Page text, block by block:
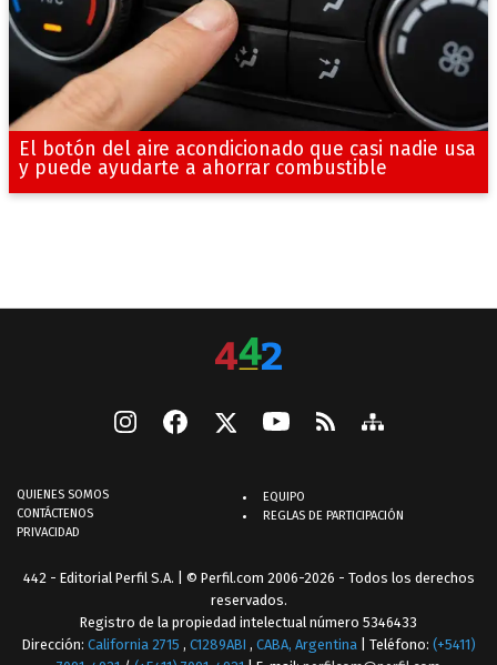
El botón del aire acondicionado que casi nadie usa
y puede ayudarte a ahorrar combustible
QUIENES SOMOS
CONTÁCTENOS
PRIVACIDAD
EQUIPO
REGLAS DE PARTICIPACIÓN
442 - Editorial Perfil S.A. | © Perfil.com 2006-2026 - Todos los derechos
reservados.
Registro de la propiedad intelectual número 5346433
Dirección: California 2715 , C1289ABI , CABA, Argentina | Teléfono: (+5411)